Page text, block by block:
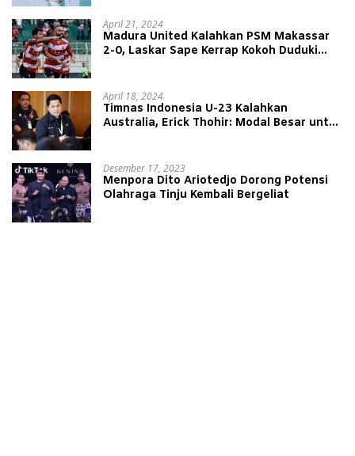
April 21, 2024
Madura United Kalahkan PSM Makassar
2-0, Laskar Sape Kerrap Kokoh Duduki
April 18, 2024
Timnas Indonesia U-23 Kalahkan
Australia, Erick Thohir: Modal Besar untuk
Desember 17, 2023
Menpora Dito Ariotedjo Dorong Potensi
Olahraga Tinju Kembali Bergeliat